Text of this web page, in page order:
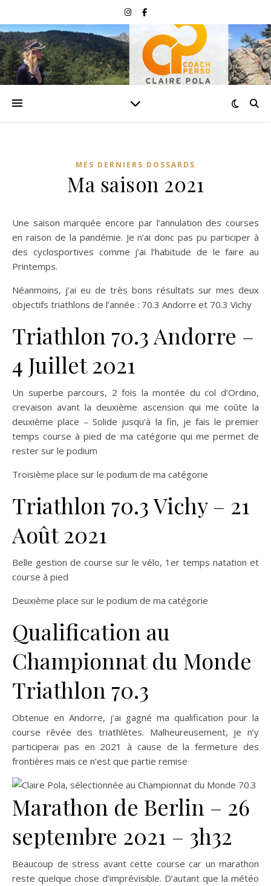
MES DERNIERS DOSSARDS
Ma saison 2021
Une saison marquée encore par l’annulation des courses
en raison de la pandémie. Je n’ai donc pas pu participer à
des cyclosportives comme j’ai l’habitude de le faire au
Printemps.
Néanmoins, j’ai eu de très bons résultats sur mes deux
objectifs triathlons de l’année : 70.3 Andorre et 70.3 Vichy
Triathlon 70.3 Andorre –
4 Juillet 2021
Un superbe parcours, 2 fois la montée du col d’Ordino,
crevaison avant la deuxième ascension qui me coûte la
deuxième place – Solide jusqu’à la fin, je fais le premier
temps course à pied de ma catégorie qui me permet de
rester sur le podium
Troisième place sur le podium de ma catégorie
Triathlon 70.3 Vichy – 21
Août 2021
Belle gestion de course sur le vélo, 1er temps natation et
course à pied
Deuxième place sur le podium de ma catégorie
Qualification au
Championnat du Monde
Triathlon 70.3
Obtenue en Andorre, j’ai gagné ma qualification pour la
course rêvée des triathlètes. Malheureusement, je n’y
participerai pas en 2021 à cause de la fermeture des
frontières mais ce n’est que partie remise
Marathon de Berlin – 26
septembre 2021 – 3h32
Beaucoup de stress avant cette course car un marathon
reste quelque chose d’imprévisible. D’autant que la météo